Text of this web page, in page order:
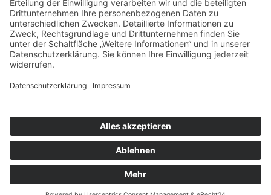
Schlagworte
Datenschutz
Impressum
Copyright © 2022–2026 Paddeln macht
Spass by 2increase. Alle Rechte
vorbehalten.